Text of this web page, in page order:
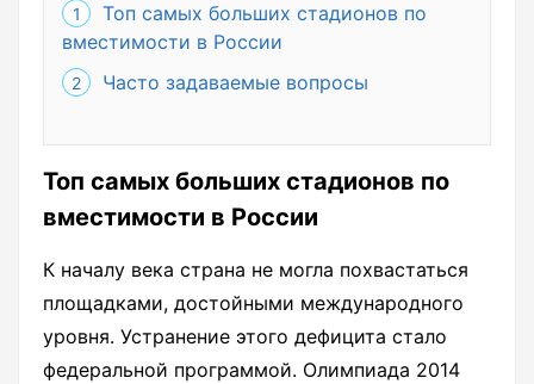
Топ самых больших стадионов по
вместимости в России
Часто задаваемые вопросы
Топ самых больших стадионов по
вместимости в России
К началу века страна не могла похвастаться
площадками, достойными международного
уровня. Устранение этого дефицита стало
федеральной программой. Олимпиада 2014